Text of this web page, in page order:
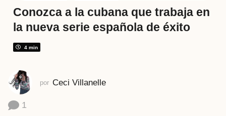
t
r
á
s
a
ñ
s
Conozca a la cubana que trabaja en
la nueva serie española de éxito
4 min
por Ceci Villanelle
1